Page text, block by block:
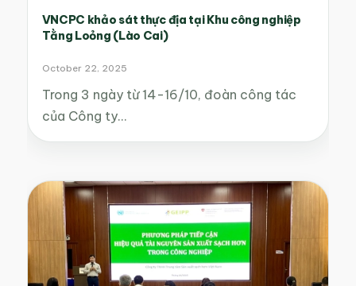
VNCPC khảo sát thực địa tại Khu công nghiệp
Tằng Loỏng (Lào Cai)
October 22, 2025
Trong 3 ngày từ 14-16/10, đoàn công tác
của Công ty…